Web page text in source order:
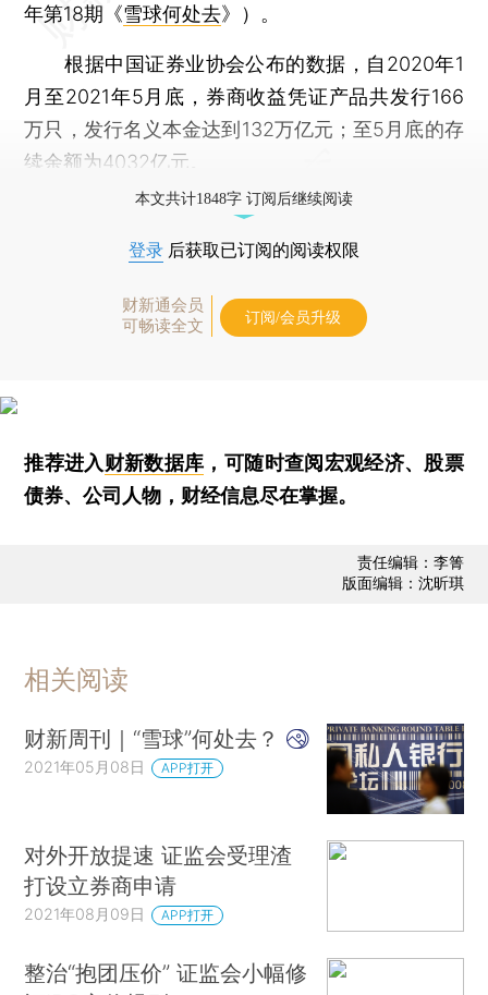
年第18期《雪球何处去》）。
根据中国证券业协会公布的数据，自2020年1
月至2021年5月底，券商收益凭证产品共发行166
万只，发行名义本金达到132万亿元；至5月底的存
续余额为4032亿元。
本文共计1848字 订阅后继续阅读
登录 后获取已订阅的阅读权限
财新通会员
可畅读全文
订阅/会员升级
推荐进入财新数据库 ，可随时查阅宏观经济、股票
债券、公司人物，财经信息尽在掌握。
责任编辑：李箐
版面编辑：沈昕琪
相关阅读
财新周刊｜“雪球”何处去？
2021年05月08日 APP打开
对外开放提速 证监会受理渣
打设立券商申请
2021年08月09日 APP打开
整治“抱团压价” 证监会小幅修